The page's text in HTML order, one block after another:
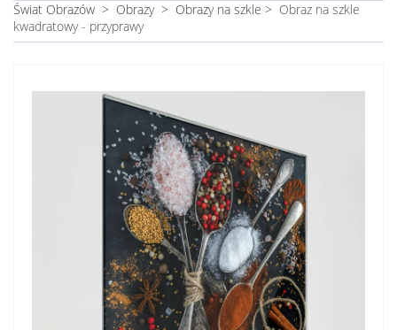
Świat Obrazów > Obrazy > Obrazy na szkle > Obraz na szkle
kwadratowy - przyprawy